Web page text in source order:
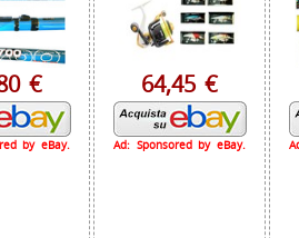
€
by eBay.
64,45 €
Ad: Sponsored by eBay.